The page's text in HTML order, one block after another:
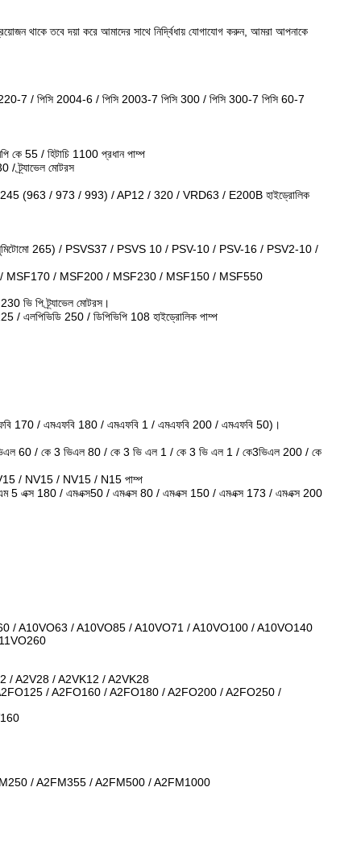
থাকে তবে দয়া করে আমাদের সাথে নির্দ্বিধায় যোগাযোগ করুন, আমরা আপনাকে
7 / পিসি 2004-6 / পিসি 2003-7 পিসি 300 / পিসি 300-7 পিসি 60-7
55 / হিটাচি 1100 প্রধান পাম্প
ট্র্যাভেল মোটরস
(963 / 973 / 993) / AP12 / 320 / VRD63 / E200B হাইড্রোলিক
265) / PSVS37 / PSVS 10 / PSV-10 / PSV-16 / PSV2-10 /
/ MSF200 / MSF230 / MSF150 / MSF550
পি ট্র্যাভেল মোটরস।
/ এলপিভিডি 250 / ডিপিভিপি 108 হাইড্রোলিক পাম্প
170 / এমএফবি 180 / এমএফবি 1 / এমএফবি 200 / এমএফবি 50)।
60 / কে 3 ভিএল 80 / কে 3 ভি এল 1 / কে 3 ভি এল 1 / কে3ভিএল 200 / কে
/ NV15 / NV15 / N15 পাম্প
এক্স 180 / এমএক্স50 / এমএক্স 80 / এমএক্স 150 / এমএক্স 173 / এমএক্স 200
/ A10VO63 / A10VO85 / A10VO71 / A10VO100 / A10VO140
/ A2V28 / A2VK12 / A2VK28
/ A2FO160 / A2FO180 / A2FO200 / A2FO250 /
/ A2FM355 / A2FM500 / A2FM1000